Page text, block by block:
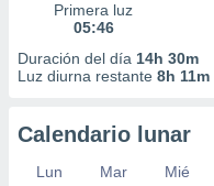
Primera luz
05:46
Duración del día 14h 30m
Luz diurna restante 8h 11m
Calendario lunar
Lun Mar Mié